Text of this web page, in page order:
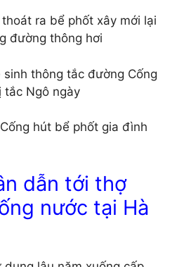
ra bể phốt xây mới lại
đường thông hơi
sinh thông tắc đường Cống
tắc Ngô ngày
hút bể phốt gia đình
dẫn tới thợ
nước tại Hà